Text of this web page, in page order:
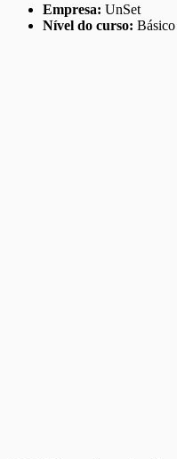
Empresa: UnSet
Nível do curso: Básico